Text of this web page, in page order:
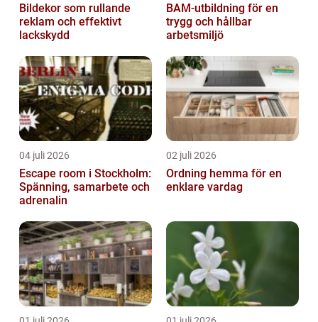
Bildekor som rullande
reklam och effektivt
lackskydd
BAM-utbildning för en
trygg och hållbar
arbetsmiljö
04 juli 2026
Escape room i Stockholm:
Spänning, samarbete och
adrenalin
02 juli 2026
Ordning hemma för en
enklare vardag